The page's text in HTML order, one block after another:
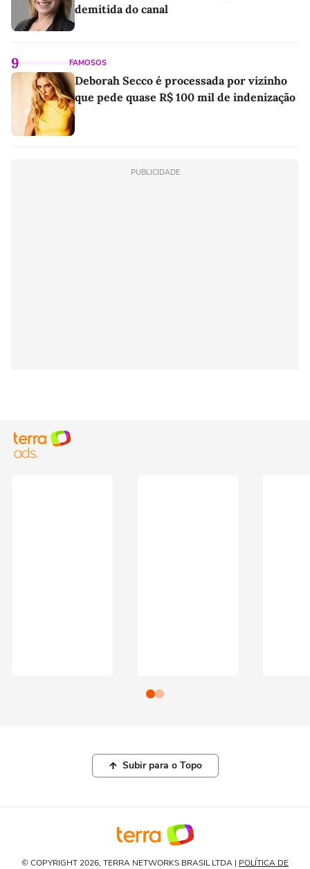
demitida do canal
9 FAMOSOS
Deborah Secco é processada por vizinho
que pede quase R$ 100 mil de indenização
PUBLICIDADE
Subir para o Topo
© COPYRIGHT 2026, TERRA NETWORKS BRASIL LTDA | POLÍTICA DE